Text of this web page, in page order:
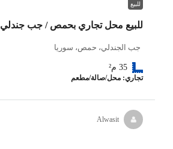
للبيع
للبيع محل تجاري بحمص / جب جندلي
جب الجندلي، حمص، سوريا
35 م²
تجاري: محل/صالة/مطعم
Alwasit